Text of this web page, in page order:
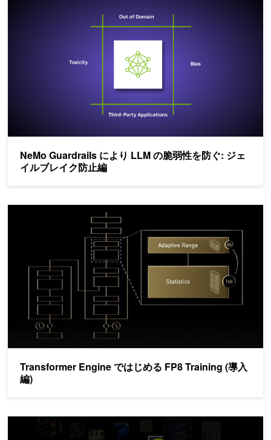
NeMo Guardrails により LLM の脆弱性を防ぐ: ジェ
イルブレイク防止編
Transformer Engine ではじめる FP8 Training (導入
編)
Transformer Engine ではじめる FP8 Training (導入編)
GenerativeAIExamples と NVIDIA API カタログを用いて